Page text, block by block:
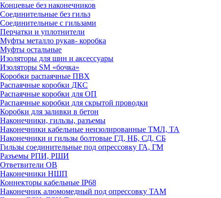
Концевые без наконечников
Соединительные без гильз
Соединительные с гильзами
Перчатки и уплотнители
Муфты металло рукав- коробка
Муфты остальные
Изоляторы для шин и аксессуары
Изоляторы SM «бочка»
Коробки распаячные ПВХ
Распаячные коробки ДКС
Распаячные коробки для ОП
Распаячные коробки для скрытой проводки
Коробки для заливки в бетон
Наконечники, гильзы, разъемы
Наконечники кабельные неизолированные ТМЛ, ТА
Наконечники и гильзы болтовые ГД, НБ, СД, СБ
Гильзы соединительные под опрессовку ГА, ГМ
Разъемы РПИ, РШИ
Ответвители ОВ
Наконечники НШП
Коннекторы кабельные IP68
Наконечник алюмомедный под опрессовку ТАМ